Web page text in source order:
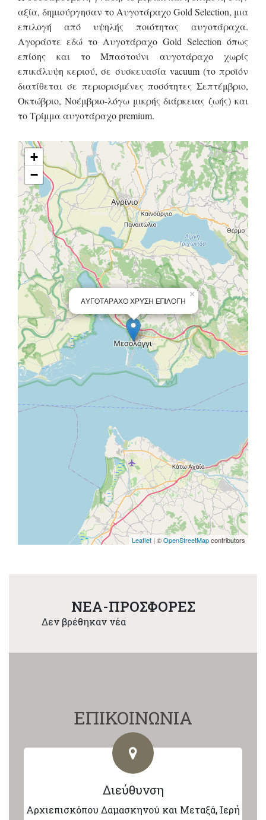
αξία, δημιούργησαν το Αυγοτάραχο Gold Selection, μια
επιλογή από υψηλής ποιότητας αυγοτάραχα.
Αγοράστε εδώ το Αυγοτάραχο Gold Selection όπως
επίσης και το Μπαστούνι αυγοτάραχο χωρίς
επικάλυψη κεριού, σε συσκευασία vacuum (το προϊόν
διατίθεται σε περιορισμένες ποσότητες Σεπτέμβριο,
Οκτώβριο, Νοέμβριο-λόγω μικρής διάρκειας ζωής) και
το Τρίμμα αυγοτάραχο premium.
ΑΥΓΟΤΑΡΑΧΟ ΧΡΥΣΗ ΕΠΙΛΟΓΗ
×
+
−
Leaflet | ©OpenStreetMapcontributors
NEA-ΠΡΟΣΦΟΡΕΣ
Δεν βρέθηκαν νέα
ΕΠΙΚΟΙΝΩΝΙΑ
Διεύθυνση
Αρχιεπισκόπου Δαμασκηνού και Μεταξά, Ιερή